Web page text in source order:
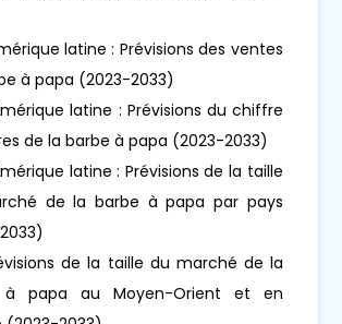
latine : Prévisions des ventes
à papa (2023-2033)
latine : Prévisions du chiffre
de la barbe à papa (2023-2033)
latine : Prévisions de la taille
de la barbe à papa par pays
de la taille du marché de la
à papa au Moyen-Orient et en